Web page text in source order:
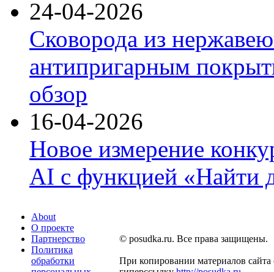
24-04-2026
Сковорода из
антипригарным
обзор
16-04-2026
Новое измерение
AI с функцией «Найти
About
О проекте
Партнерство
Политика
обработки
© posudka.ru. Все права защищены.
При копировании материалов сайта